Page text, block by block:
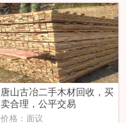
唐山古冶二手木材回收，买
卖合理，公平交易
价格：面议